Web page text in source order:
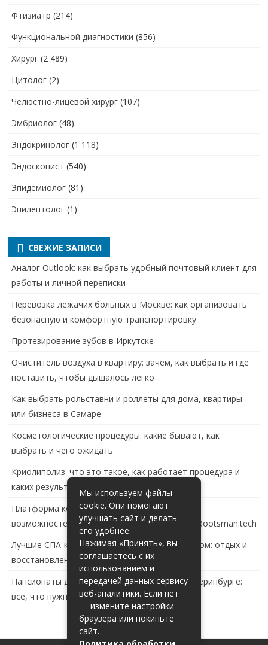
Фтизиатр (214)
Функциональной диагностики (856)
Хирург (2 489)
Цитолог (2)
Челюстно-лицевой хирург (107)
Эмбриолог (48)
Эндокринолог (1 118)
Эндоскопист (540)
Эпидемиолог (81)
Эпилептолог (1)
СВЕЖИЕ ЗАПИСИ
Аналог Outlook: как выбрать удобный почтовый клиент для
работы и личной переписки
Перевозка лежачих больных в Москве: как организовать
безопасную и комфортную транспортировку
Протезирование зубов в Иркутске
Очиститель воздуха в квартиру: зачем, как выбрать и где
поставить, чтобы дышалось легко
Как выбрать рольставни и роллеты для дома, квартиры
или бизнеса в Самаре
Косметологические процедуры: какие бывают, как
выбрать и чего ожидать
Криолиполиз: что это такое, как работает процедура и
каких результатов ждать
Платформа контейнеризации в России: обзор
возможностей и перспектив развития сайта Bootsman.tech
Лучшие СПА-комплексы в Тольятти с бассейном: отдых и
восстановление за городом
Пансионаты для пожилых с деменцией в Екатеринбурге:
все, что нужно знать
Мы используем файлы
cookie. Они помогают
улучшать сайт и делать
его удобнее.
Нажимая «Принять», вы
соглашаетесь с их
использованием и
передачей данных сервису
веб-аналитики. Если нет
— измените настройки
браузера или покиньте
сайт.